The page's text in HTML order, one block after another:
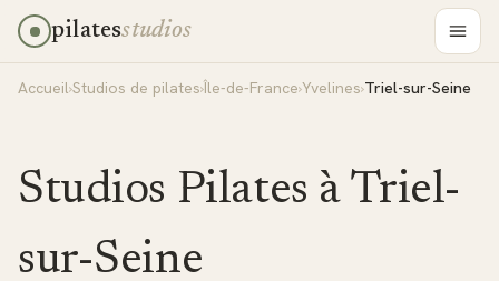
pilatesstudios
Accueil›Studios de pilates›Île-de-France›Yvelines›Triel-sur-Seine
Studios Pilates à Triel-
sur-Seine